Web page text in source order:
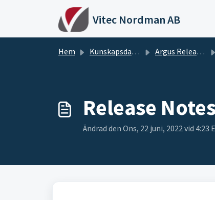
Hoppa över till huvudinnehåll
Vitec Nordman AB
Hem Kunskapsdatabas Argus Release notes
Release
Ändrad den Ons, 22 juni, 2022 vid 4:23